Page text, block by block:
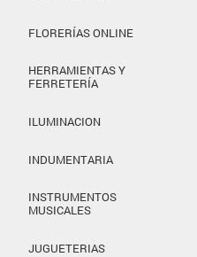
FLORERÍAS ONLINE
HERRAMIENTAS Y
FERRETERÍA
ILUMINACION
INDUMENTARIA
INSTRUMENTOS
MUSICALES
JUGUETERIAS